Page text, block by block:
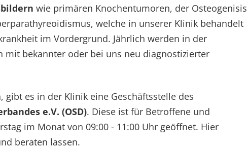
wie primären Knochentumoren, der Osteogenisis
welche in unserer Klinik behandelt
im Vordergrund. Jährlich werden in der
mit bekannter oder bei uns neu diagnostizierter
es in der Klinik eine Geschäftsstelle des
e.V. (OSD). Diese ist für Betroffene und
im Monat von 09:00 - 11:00 Uhr geöffnet. Hier
beraten lassen.